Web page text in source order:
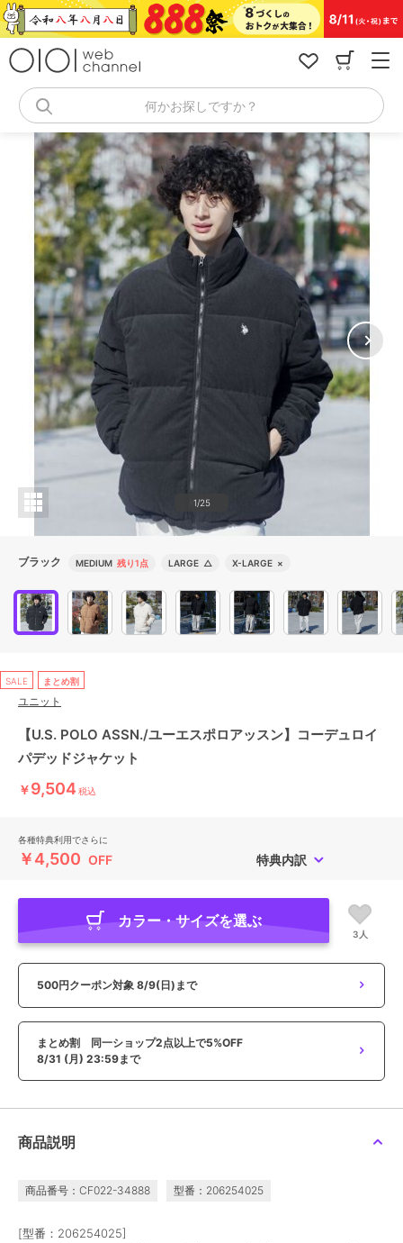
コ
ン
何かお探しですか？
1/25
ブラック MEDIUM 残り1点 LARGE △ X-LARGE ×
SALE まとめ割
ユニット
【U.S. POLO ASSN./ユーエスポロアッスン】コーデュロイ
パデッドジャケット
￥9,504 税込
各種特典利用でさらに
￥4,500 OFF 特典内訳
カラー・サイズを選ぶ
3人
500円クーポン対象 8/9(日)まで
まとめ割 同一ショップ2点以上で5%OFF
8/31 (月) 23:59まで
商品説明
商品番号：CF022-34888 型番：206254025
[型番：206254025]